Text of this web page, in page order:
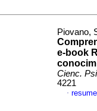
Piovano,
e-book
Cienc.
4221
·